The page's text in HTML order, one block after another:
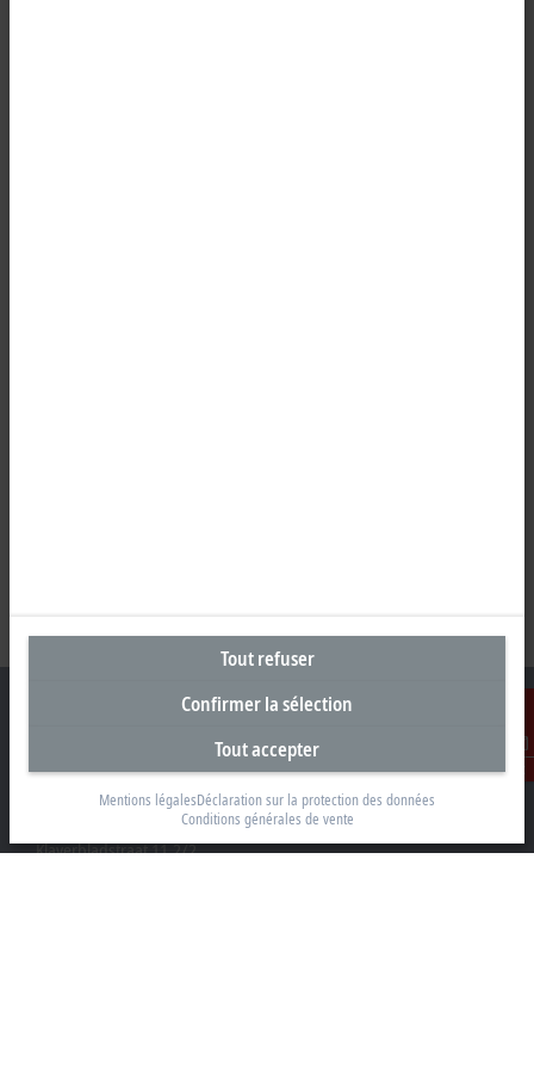
Contact
Siège social Belgique
Beckhoff Automation BV
Klaverbladstraat 11.2/2
Tout refuser
Confirmer la sélection
Tout accepter
Mentions légalesDéclaration sur la protection des données
Conditions générales de vente